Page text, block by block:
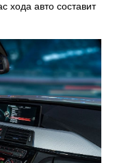
хода авто составит